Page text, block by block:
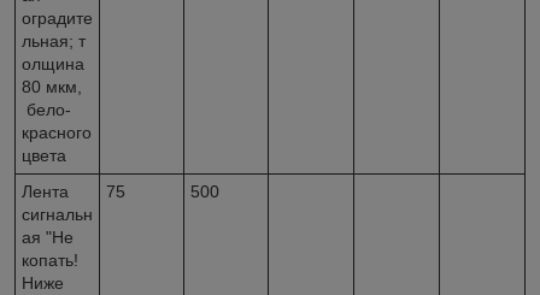
оградите
льная; т
олщина
80 мкм,
бело-
красного
цвета
Лента
сигнальн
ая "Не
копать!
Ниже
75 500